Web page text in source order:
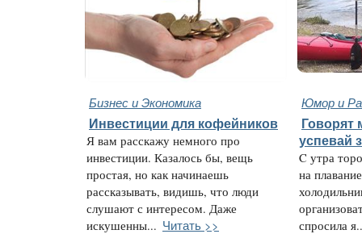
Бизнес и Экономика Юмор и
Инвестиции для кофейников
Я вам расскажу немного про
инвестиции. Казалось бы, вещь
простая, но как начинаешь
рассказывать, видишь, что люди
слушают с интересом. Даже
искушенны... Читать >>
Говорят
успевай
C утра
на
спросила